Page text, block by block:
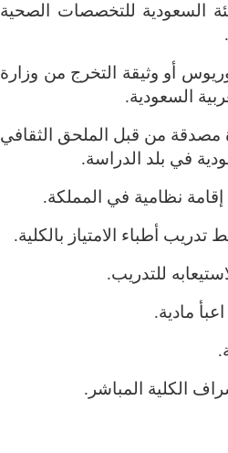
السعودية للتخصصات الصحية
.
أو وثيقة التخرج من وزارة
السعودية.
مصدقة من قبل الملحق الثقافي
في بلد الدراسة.
.
تدريب أطباء الامتياز بالكلية.
.
.
.
.